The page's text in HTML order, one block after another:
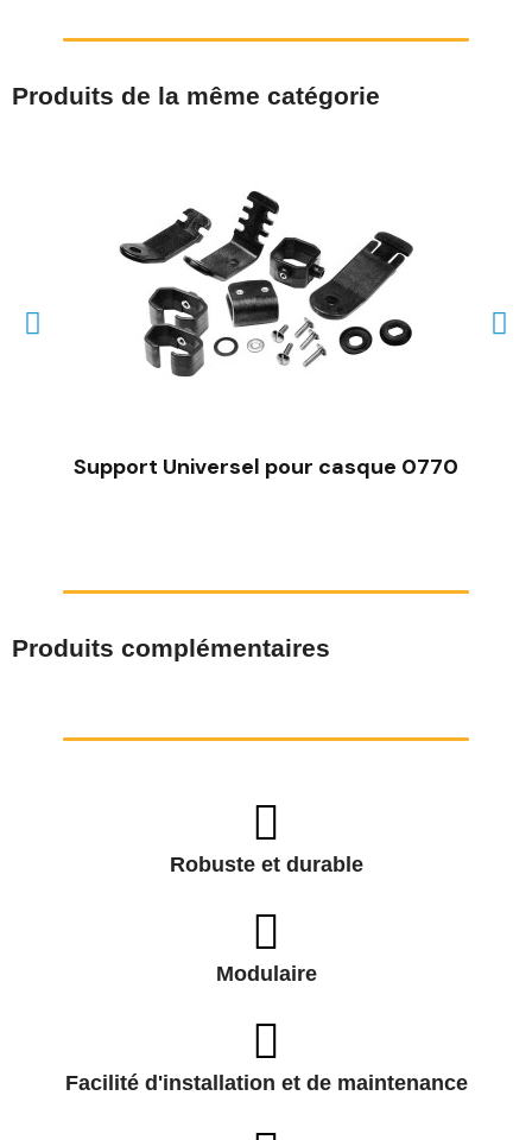
Produits de la même catégorie
Support Universel pour casque 0770
Produits complémentaires
Robuste et durable
Modulaire
Facilité d'installation et de maintenance